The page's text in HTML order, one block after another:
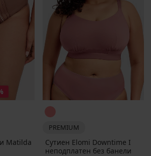
Matilda
PREMIUM
Сутиен Elomi Downtime I
неподплатен без банели